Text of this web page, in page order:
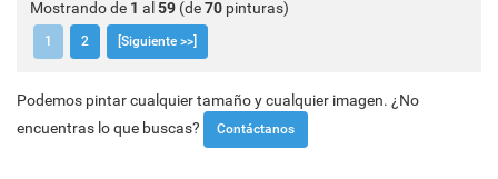
Mostrando de 1 al 59 (de70 pinturas)
1 2 [Siguiente >>]
Podemos pintar cualquier tamaño y cualquier imagen. ¿No
encuentras lo que buscas?
Contáctanos